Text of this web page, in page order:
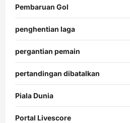
Pembaruan Gol
penghentian laga
pergantian pemain
pertandingan dibatalkan
Piala Dunia
Portal Livescore